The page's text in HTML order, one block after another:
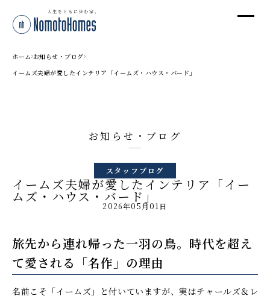
ホーム お知らせ・ブログ
イームズ夫婦が愛したインテリア「イームズ・ハウス・バード」
お知らせ・ブログ
スタッフブログ
イームズ夫婦が愛したインテリア「イー
ムズ・ハウス・バード」
2026年05月01日
旅先から連れ帰った一羽の鳥。時代を超え
て愛される「名作」の理由
名前こそ「イームズ」と付いていますが、実はチャールズ＆レ